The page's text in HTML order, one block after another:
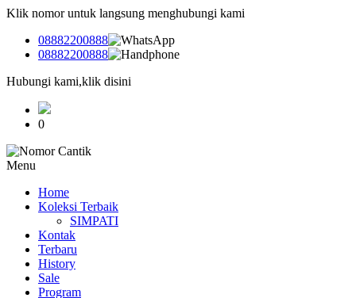
Klik nomor untuk langsung menghubungi kami
08882200888
08882200888
Hubungi kami,klik disini
0
Menu
Home
Koleksi Terbaik
SIMPATI
Kontak
Terbaru
History
Sale
Program